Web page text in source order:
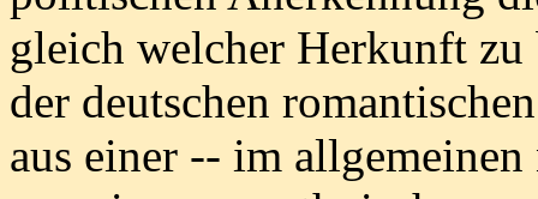
gleich welcher Herkunft zu
der deutschen
aus einer -- im